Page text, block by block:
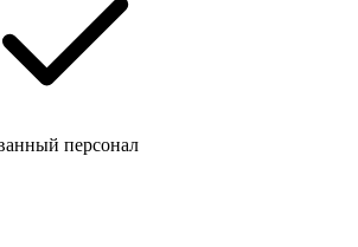
персонал